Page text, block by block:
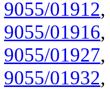
9055/01912,
9055/01916,
9055/01927,
9055/01932,